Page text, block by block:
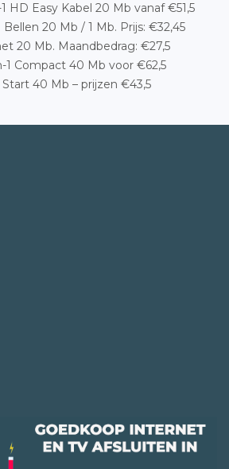
HD Easy Kabel 20 Mb vanaf €51,5
20 Mb / 1 Mb. Prijs: €32,45
20 Mb. Maandbedrag: €27,5
1 Compact 40 Mb voor €62,5
40 Mb – prijzen €43,5